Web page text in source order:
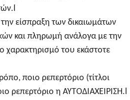
είσπραξη των δικαιωμάτων
και πληρωμή ανάλογα με την
χαρακτηρισμό του εκάστοτε
ποιο ρεπερτόριο (τίτλοι
ρεπερτόριο η ΑΥΤΟΔΙΑΧΕΙΡΙΣΗ.l